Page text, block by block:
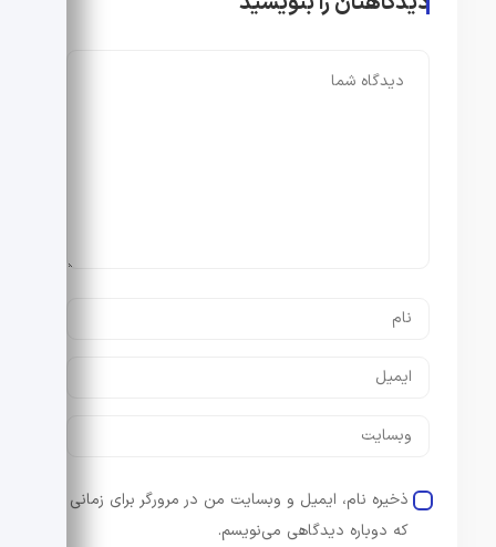
ذخیره نام، ایمیل و وبسایت من در مرورگر برای زمانی
که دوباره دیدگاهی می‌نویسم.